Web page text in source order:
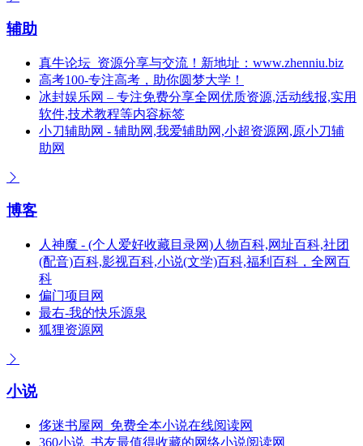
辅助
真牛论坛_资源分享与交流！新地址：www.zhenniu.biz
高考100-专注高考，助你圆梦大学！
冰封娱乐网 – 专注免费分享全网优质资源,活动线报,实用
软件,技术教程等内容标签
小刀辅助网 - 辅助网,我爱辅助网,小超资源网,原小刀辅
助网
博客
人神魔 - (个人爱好收藏目录网)人物百科,网址百科,社团
(配音)百科,影视百科,小说(文学)百科,福利百科，全网百
科
偏门项目网
最右-我的快乐源泉
狐狸资源网
小说
侈迷书屋网_免费全本小说在线阅读网
360小说_书友最值得收藏的网络小说阅读网